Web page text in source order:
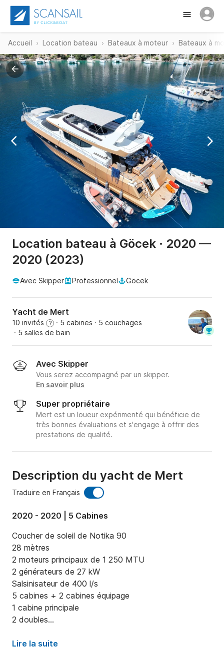
Accueil Location bateau Bateaux à moteur Bateaux à
Location bateau à Göcek · 2020 —
2020 (2023)
Avec Skipper Professionnel Göcek
Yacht de Mert
10 invités ? · 5 cabines · 5 couchages
· 5 salles de bain
Avec Skipper
Vous serez accompagné par un skipper.
En savoir plus
Super propriétaire
Mert est un loueur expérimenté qui bénéficie de
très bonnes évaluations et s'engage à offrir des
prestations de qualité.
Description du yacht de Mert
Traduire en Français
2020 - 2020 | 5 Cabines
Coucher de soleil de Notika 90
28 mètres
2 moteurs principaux de 1 250 MTU
2 générateurs de 27 kW
Salsinisateur de 400 l/s
5 cabines + 2 cabines équipage
1 cabine principale
2 doubles
Lire la suite